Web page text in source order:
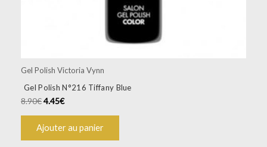
Gel Polish Victoria Vynn
Gel Polish N°216 Tiffany Blue
8.90€4.45€
Ajouter au panier